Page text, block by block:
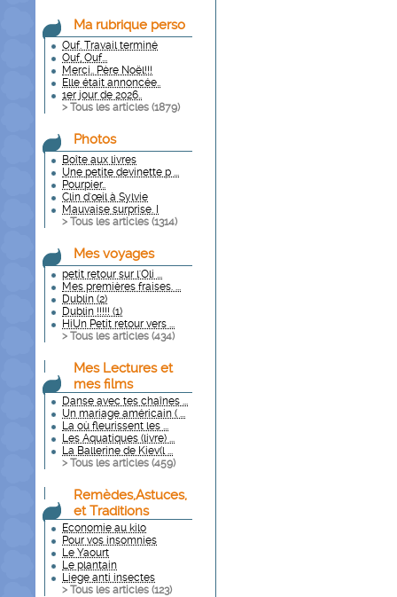
Ma rubrique perso
Ouf. Travail terminé
Ouf, Ouf...
Merci.. Père Noël!!!
Elle était annoncée..
1er jour de 2026..
> Tous les articles (1879)
Photos
Boîte aux livres
Une petite devinette p ...
Pourpier..
Clin d'œil à Sylvie
Mauvaise surprise. I
> Tous les articles (1314)
Mes voyages
petit retour sur l'Oli ...
Mes premières fraises. ...
Dublin (2)
Dublin !!!!! (1)
HiUn Petit retour vers ...
> Tous les articles (434)
Mes Lectures et
mes films
Danse avec tes chaînes ...
Un mariage américain ( ...
La où fleurissent les ...
Les Aquatiques (livre) ...
La Ballerine de Kiev(l ...
> Tous les articles (459)
Remèdes,Astuces,
et Traditions
Economie au kilo
Pour vos insomnies
Le Yaourt
Le plantain
Liege anti insectes
> Tous les articles (123)